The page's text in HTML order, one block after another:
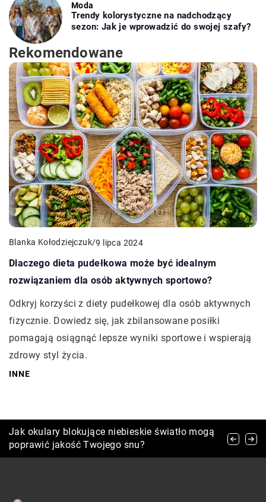
Moda
Trendy kolorystyczne na nadchodzący
sezon: Jak je wprowadzić do swojej szafy?
Rekomendowane
Blanka Kołodziejczuk/9 lipca 2024
Dlaczego dieta pudełkowa może być idealnym
rozwiązaniem dla osób aktywnych sportowo?
Odkryj korzyści z diety pudełkowej dla osób aktywnych
fizycznie. Dowiedz się, jak zbilansowane posiłki
pomagają osiągnąć lepsze wyniki sportowe i wspierają
zdrowy styl życia.
INNE
Sekrety codziennej rutyny pielęgnacyjnej dla
skóry pełnej blasku
Jak okulary blokujące niebieskie światło mogą
poprawić jakość Twojego snu?
Jak zapachy mogą wpłynąć na nasz styl i
wygląd?